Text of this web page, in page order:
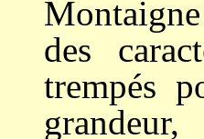
des
trempés